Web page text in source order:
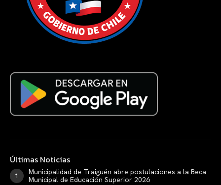
Últimas Noticias
Municipalidad de Traiguén abre postulaciones a la Beca
Municipal de Educación Superior 2026